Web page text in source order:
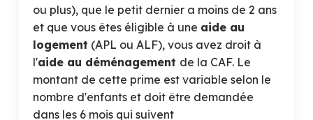
ou plus), que le petit dernier a moins de 2 ans
et que vous êtes éligible à une aide au
logement (APL ou ALF), vous avez droit à
l'aide au déménagement de la CAF. Le
montant de cette prime est variable selon le
nombre d'enfants et doit être demandée
dans les 6 mois qui suivent